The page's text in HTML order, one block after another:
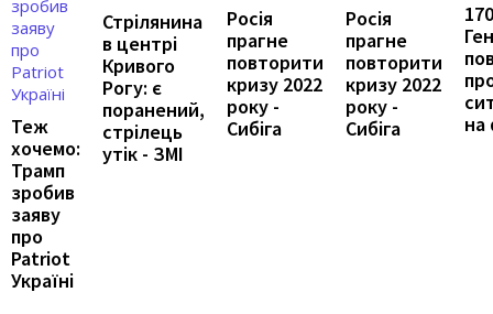
Теж
хочемо:
Трамп
зробив
заяву
про
Patriot
Україні
Стрілянина
в центрі
Кривого
Рогу: є
поранений,
стрілець
утік - ЗМІ
Росія
прагне
повторити
кризу 2022
року -
Сибіга
Росія
прагне
повторити
кризу 2022
року -
Сибіга
на